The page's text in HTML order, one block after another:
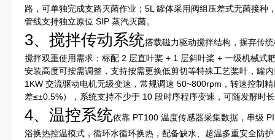
路，可单独完成支路灭菌作业；5L 罐体采用阀组压差式无菌接种
管线支持独立原位 SIP 蒸汽灭菌。
3、搅拌传动系统搭载磁力驱动搅拌结构，摒弃传
搅拌双重使用需求；标配 2 层直叶桨 + 1 层斜叶桨 + 一级机械式
安装高度可按需调整，支持按需更换低剪切等特殊工艺桨叶，罐
1KW 交流驱动电机无级变速，常规调速 50~800rpm，转速控制
差≤±0.5%），系统支持不少于 10 段时序程序变速，可随发酵时
4、温控系统依靠 PT100 温度传感器采集数据，串级
浴换热控温模式，循环水循环换热，配备缺水、超温多重安全防